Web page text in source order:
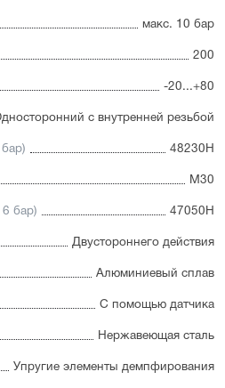
(PU) с возможностью
из бронзы для работы в
не пропускающий мелкие
макс. 10 бар
200
-20...+80
с внутренней резьбой
48230Н
М30
бар) 47050Н
Двустороннего действия
Алюминиевый сплав
С помощью датчика
Нержавеющая сталь
Упругие элементы демпфирования